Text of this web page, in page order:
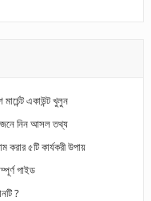
একাউন্ট খুলুন
নিন আসল তথ্য
৫টি কার্যকরী উপায়
গাইড
?